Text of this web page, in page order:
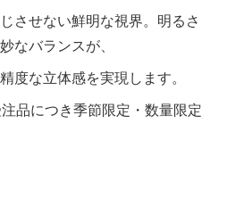
させない鮮明な視界。明るさ
なバランスが、
度な立体感を実現します。
品につき季節限定・数量限定